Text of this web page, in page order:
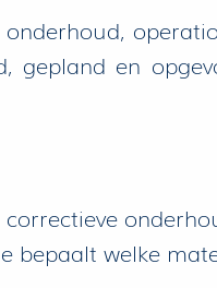
gepland en
bepaalt welke